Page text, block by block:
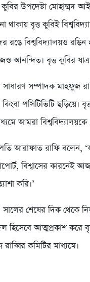
কুবির উপদেষ্টা মোহাম্মদ
থাকায় বৃত্ত কুবিই
রঙে বিশ্ববিদ্যালয়ও
আনন্দিত। বৃত্ত কুবির
সম্পাদক মাহফুজ
পসিটিভিটি ছড়িয়ে।
আমরা বিশ্ববিদ্যালয়কে
আরাফাত রাফি বলেন,
বিশ্বাসের
করি।’
সালের শেষের দিক থেকে
হিসেবে আত্মপ্রকাশ
কমিটির মাধ্যমে।